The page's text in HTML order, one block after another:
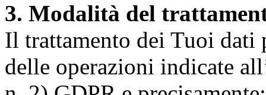
3. Modalità del
Il trattamento dei Tuoi dati
delle operazioni indicate